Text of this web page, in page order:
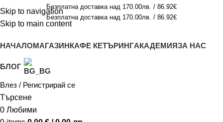
Skip to navigation
Skip to main content
Безплатна доставка над 170.00лв. / 86.92€
Безплатна доставка над 170.00лв. / 86.92€
НАЧАЛОМАГАЗИНКАФЕ КЕТЪРИНГАКАДЕМИЯЗА НАС
БЛОГ
Влез / Регистрирай се
Търсене
0 Любими